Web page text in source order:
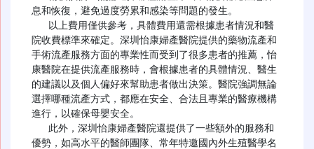
息和恢復，避免過度勞累和感染等問題的發生。
院收費標準來確定。深圳怡康婦產醫院提供的藥物流產和
手術流產服務方面的專業性而受到了很多患者的推薦，怡
康醫院在提供流產服務時，會根據患者的具體情況、醫生
的建議以及個人偏好來幫助患者做出決策。醫院強調無論
選擇哪種流產方式，都應在安全、合法且專業的醫療機構
進行，以確保母嬰安全。
優勢，如高水平的醫師團隊、常年特邀國內外生殖醫學名